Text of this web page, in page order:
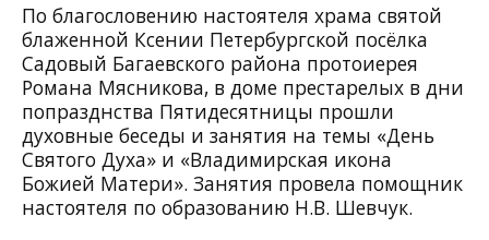
По благословению настоятеля храма святой
блаженной Ксении Петербургской посёлка
Садовый Багаевского района протоиерея
Романа Мясникова, в доме престарелых в дни
попразднства Пятидесятницы прошли
духовные беседы и занятия на темы «День
Святого Духа» и «Владимирская икона
Божией Матери». Занятия провела помощник
настоятеля по образованию Н.В. Шевчук.